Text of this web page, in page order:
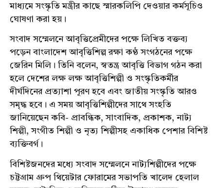
মাধ্যমে সংস্কৃতি মন্ত্রীর কাছে স্মারকলিপি দেওয়ার কর্মসূচিও
ঘোষণা করা হয়।
সংবাদ সম্মেলনে আবৃত্তিপ্রেমীদের পক্ষে লিখিত বক্তব্য
পড়েন বাংলাদেশ আবৃত্তিশিল্প রক্ষা কণ্ঠ সংগঠনের পক্ষে
জেরিন মিলি। তিনি বলেন, স্বতন্ত্র আবৃত্তি বিভাগ গঠন করা
হলে দেশের লক্ষ লক্ষ আবৃত্তিশিল্পী ও সংস্কৃতিকর্মীর
দীর্ঘদিনের প্রত্যাশা পূরণ হবে এবং জাতীয় সংস্কৃতি আরও
সমৃদ্ধ হবে। এ সময় আবৃত্তিশিল্পীদের সাথে সংহতি
জানিয়েছেন কবি- প্রাবন্ধিক, সাংবাদিক, প্রকাশক, নাট্য
শিল্পী, সংগীত শিল্পী ও নৃত্য শিল্পীসহ একাধিক পেশার বিশিষ্ট
ব্যক্তিবর্গ।
বিশিষ্টজনদের মধ্যে সংবাদ সম্মেলনে নাট্যশিল্পীদের পক্ষে
চট্টগ্রাম গ্রুপ থিয়েটার ফোরামের সভাপতি খালেদ হেলাল